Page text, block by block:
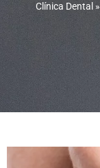
Clínica Dental »